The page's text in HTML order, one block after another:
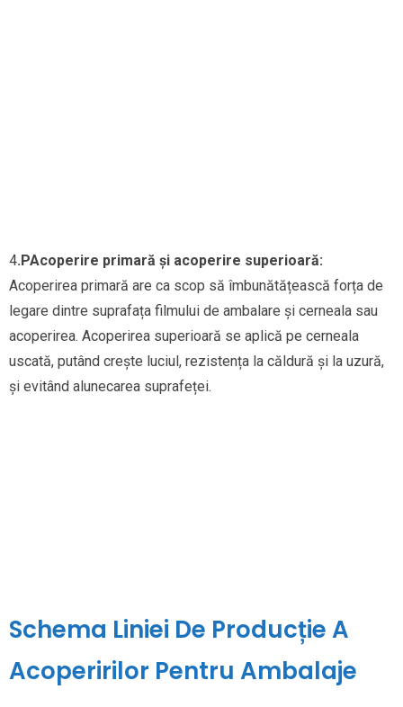
4. PAcoperire primară și acoperire superioară:
Acoperirea primară are ca scop să îmbunătățească forța de
legare dintre suprafața filmului de ambalare și cerneala sau
acoperirea. Acoperirea superioară se aplică pe cerneala
uscată, putând crește luciul, rezistența la căldură și la uzură,
și evitând alunecarea suprafeței.
Schema Liniei De Producție A
Acoperirilor Pentru Ambalaje